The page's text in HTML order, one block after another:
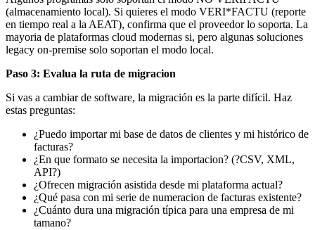
(almacenamiento local). Si quieres el modo VERI*FACTU (reporte
en tiempo real a la AEAT), confirma que el proveedor lo soporta. La
mayoria de plataformas cloud modernas si, pero algunas soluciones
legacy on-premise solo soportan el modo local.
Paso 3: Evalua la ruta de migracion
Si vas a cambiar de software, la migración es la parte difícil. Haz
estas preguntas:
¿Puedo importar mi base de datos de clientes y mi histórico de
facturas?
¿En que formato se necesita la importacion? (?CSV, XML,
API?)
¿Ofrecen migración asistida desde mi plataforma actual?
¿Qué pasa con mi serie de numeracion de facturas existente?
¿Cuánto dura una migración típica para una empresa de mi
tamano?